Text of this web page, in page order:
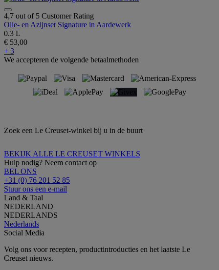
4,7 out of 5 Customer Rating
Olie- en Azijnset Signature in Aardewerk
0.3 L
€ 53,00
+ 3
We accepteren de volgende betaalmethoden
Zoek een Le Creuset-winkel bij u in de buurt
BEKIJK ALLE LE CREUSET WINKELS
Hulp nodig? Neem contact op
BEL ONS
+31 (0) 76 201 52 85
Stuur ons een e-mail
Land & Taal
NEDERLAND
NEDERLANDS
Nederlands
Social Media
Volg ons voor recepten, productintroducties en het laatste Le
Creuset nieuws.